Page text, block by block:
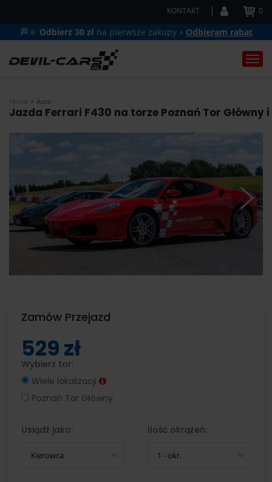
KONTAKT 0
🏁🔆 Odbierz 30 zł na pierwsze zakupy » Odbieram rabat
Home Auto
Jazda Ferrari F430 na torze Poznań Tor
Zamów Przejazd
529 zł
Wybierz tor:
Wiele lokalizacji
Poznań Tor Główny
Usiądź jako:
Kierowca
Ilość okrążeń:
1 - okr.